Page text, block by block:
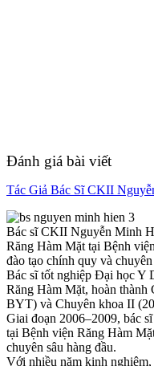
Đánh giá bài viết
Tác Giả Bác Sĩ CKII
Bác sĩ CKII Nguyễn Minh
Răng Hàm Mặt tại Bệnh
đào tạo chính quy và chuyên
Bác sĩ tốt nghiệp Đại học Y
Răng Hàm Mặt, hoàn
BYT) và Chuyên khoa II
Giai đoạn 2006–2009, bác
tại Bệnh viện Răng Hàm
chuyên sâu hàng đầu.
Với nhiều năm kinh